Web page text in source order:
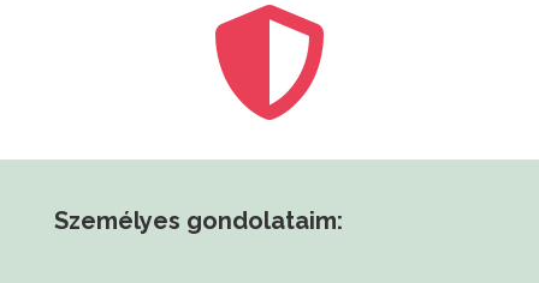

Személyes gondolataim: